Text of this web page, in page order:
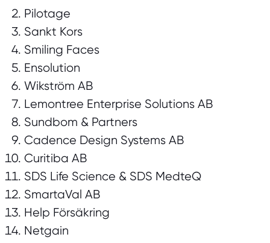
Pilotage
Sankt Kors
Smiling Faces
Ensolution
Wikström AB
Lemontree Enterprise Solutions AB
Sundbom & Partners
Cadence Design Systems AB
Curitiba AB
SDS Life Science & SDS MedteQ
SmartaVal AB
Help Försäkring
Netgain